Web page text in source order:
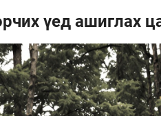
үед ашиглах